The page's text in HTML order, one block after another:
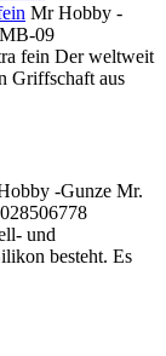
Mr Hobby -
09
fein Der weltweit
Griffschaft aus
-Gunze Mr.
und
besteht. Es